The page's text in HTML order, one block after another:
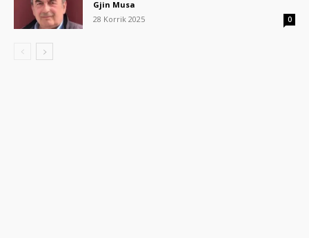
Gjin Musa
28 Korrik 2025
0